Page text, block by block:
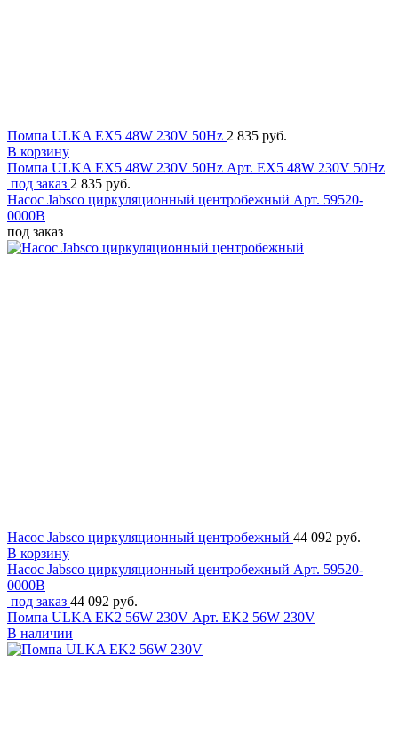
Помпа ULKA EX5 48W 230V 50Hz 2 835 руб.
В корзину
Помпа ULKA EX5 48W 230V 50Hz Арт. EX5 48W 230V 50Hz
под заказ 2 835 руб.
Насос Jabsco циркуляционный центробежный Арт. 59520-
0000B
под заказ
Насос Jabsco циркуляционный центробежный 44 092 руб.
В корзину
Насос Jabsco циркуляционный центробежный Арт. 59520-
0000B
под заказ 44 092 руб.
Помпа ULKA EK2 56W 230V Арт. EK2 56W 230V
В наличии